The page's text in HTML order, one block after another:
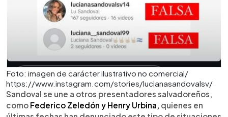
Foto: imagen de carácter ilustrativo no comercial/
https://www.instagram.com/stories/lucianasandovalsv/
Sandoval se une a otros presentadores salvadoreños,
como Federico Zeledón y Henry Urbina, quienes en